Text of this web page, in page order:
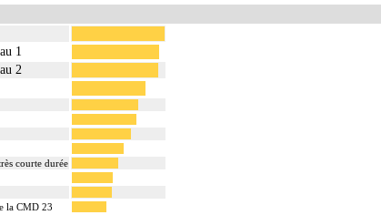
1
2
courte durée
la CMD 23